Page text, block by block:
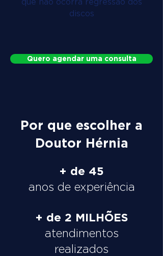
discos
Quero agendar uma consulta
Por que escolher a
Doutor Hérnia
+ de 45
anos de experiência
+ de 2 MILHÕES
atendimentos
realizados